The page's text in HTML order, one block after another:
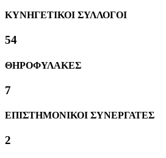
ΚΥΝΗΓΕΤΙΚΟΙ ΣΥΛΛΟΓΟΙ
61
ΘΗΡΟΦΥΛΑΚΕΣ
8
ΕΠΙΣΤΗΜΟΝΙΚΟΙ ΣΥΝΕΡΓΑΤΕΣ
2